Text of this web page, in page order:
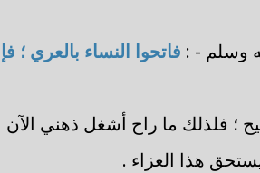
وسلم - : فاتحوا النساء بالعري ؛
؛ فلذلك ما راح أشغل ذهني الآن
هذا العزاء .